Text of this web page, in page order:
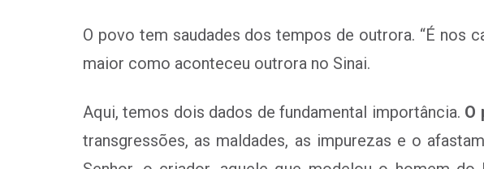
O povo tem saudades dos tempos de outrora. “É nos
maior como aconteceu outrora no Sinai.
Aqui, temos dois dados de fundamental importância. O
transgressões, as maldades, as impurezas e o